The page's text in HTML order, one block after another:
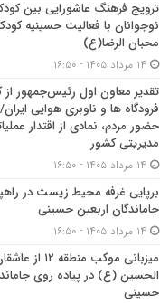
ترویج فرهنگ عاشورایی بین
نوجوانان با فعالیت حسینیه
محبان الرضا(ع)
تقدیر معاون اول رئیس‌جمهور از
فرودگاه ها و ناوبری هوایی
حضور مردم، نمادی از اقتدار
مدیریتی کشور
برپایی غرفه محیط زیست در
جاماندگان اربعین حسینی
میزبانی موکب
الحسین (ع) در پیاده روی
حسینی